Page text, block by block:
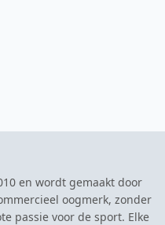
en wordt gemaakt door
oogmerk, zonder
passie voor de sport. Elke